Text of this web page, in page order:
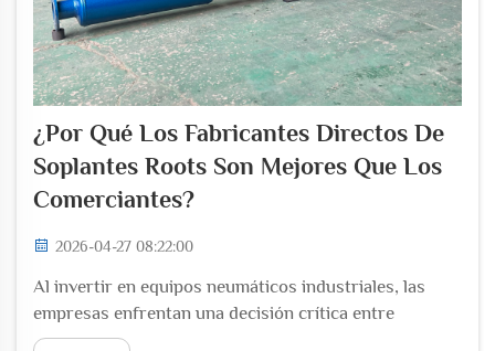
¿Por Qué Los Fabricantes Directos De
Soplantes Roots Son Mejores Que Los
Comerciantes?
2026-04-27 08:22:00
Al invertir en equipos neumáticos industriales, las
empresas enfrentan una decisión crítica entre
comprar directamente a fabricantes de soplantes